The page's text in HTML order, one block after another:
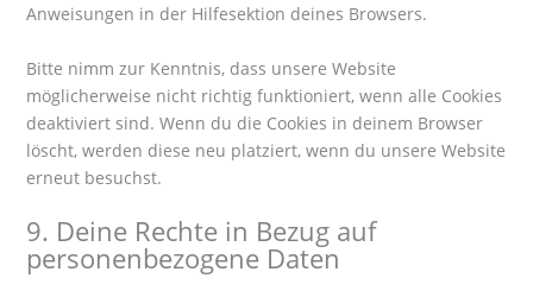
Anweisungen in der Hilfesektion deines Browsers.
Bitte nimm zur Kenntnis, dass unsere Website
möglicherweise nicht richtig funktioniert, wenn alle Cookies
deaktiviert sind. Wenn du die Cookies in deinem Browser
löscht, werden diese neu platziert, wenn du unsere Website
erneut besuchst.
9. Deine Rechte in Bezug auf
personenbezogene Daten